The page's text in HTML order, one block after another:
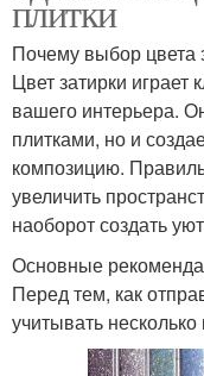
плитки
Почему выбор цвета
Цвет затирки
вашего интерьера.
плитками, но и
композицию.
увеличить
наоборот создать
Основные
Перед тем, как
учитывать